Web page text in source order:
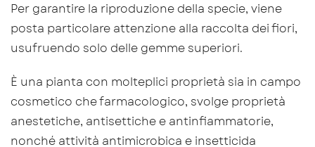
Per garantire la riproduzione della specie, viene
posta particolare attenzione alla raccolta dei fiori,
usufruendo solo delle gemme superiori.
È una pianta con molteplici proprietà sia in campo
cosmetico che farmacologico, svolge proprietà
anestetiche, antisettiche e antinfiammatorie,
nonché attività antimicrobica e insetticida